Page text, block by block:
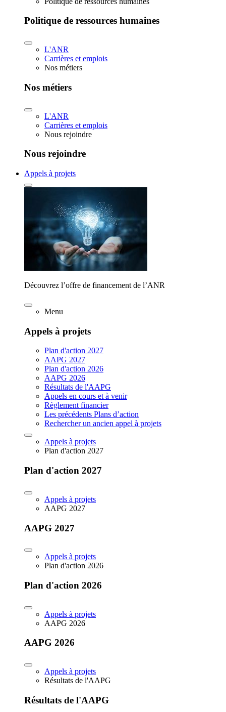
Politique de ressources humaines
L'ANR
Carrières et emplois
Nos métiers
Nos métiers
L'ANR
Carrières et emplois
Nous rejoindre
Nous rejoindre
Appels à projets
Découvrez l’offre de financement de l’ANR
Menu
Appels à projets
Plan d'action 2027
AAPG 2027
Plan d'action 2026
AAPG 2026
Résultats de l'AAPG
Appels en cours et à venir
Règlement financier
Les précédents Plans d’action
Rechercher un ancien appel à projets
Appels à projets
Plan d'action 2027
Plan d'action 2027
Appels à projets
AAPG 2027
AAPG 2027
Appels à projets
Plan d'action 2026
Plan d'action 2026
Appels à projets
AAPG 2026
AAPG 2026
Appels à projets
Résultats de l'AAPG
Résultats de l'AAPG